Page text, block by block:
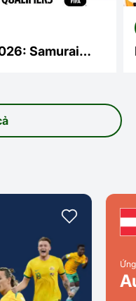
Samurai
Ứng cử viên